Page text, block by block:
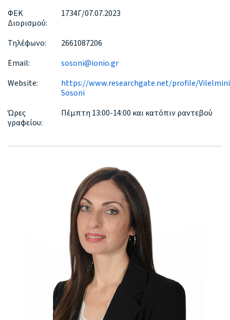
ΦΕΚ
Διορισμού:
1734Γ/07.07.2023
Τηλέφωνο:
2661087206
Email:
sosoni@ionio.gr
Website:
https://www.researchgate.net/profile/
Sosoni
Ώρες
γραφείου:
Πέμπτη 13:00-14:00 και κατόπιν ραντεβού